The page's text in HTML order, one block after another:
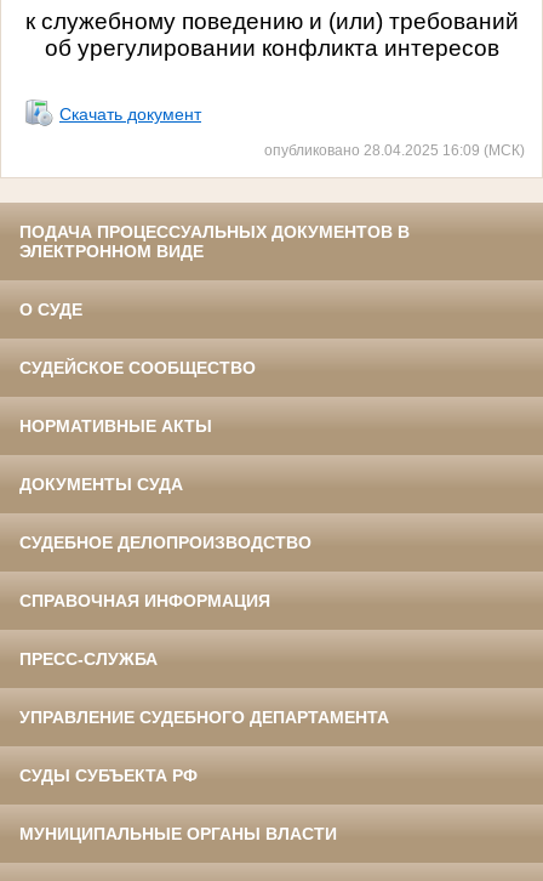
к служебному поведению и (или) требований
об урегулировании конфликта интересов
Скачать документ
опубликовано 28.04.2025 16:09 (МСК)
ПОДАЧА ПРОЦЕССУАЛЬНЫХ ДОКУМЕНТОВ В
ЭЛЕКТРОННОМ ВИДЕ
О СУДЕ
СУДЕЙСКОЕ СООБЩЕСТВО
НОРМАТИВНЫЕ АКТЫ
ДОКУМЕНТЫ СУДА
СУДЕБНОЕ ДЕЛОПРОИЗВОДСТВО
СПРАВОЧНАЯ ИНФОРМАЦИЯ
ПРЕСС-СЛУЖБА
УПРАВЛЕНИЕ СУДЕБНОГО ДЕПАРТАМЕНТА
СУДЫ СУБЪЕКТА РФ
МУНИЦИПАЛЬНЫЕ ОРГАНЫ ВЛАСТИ